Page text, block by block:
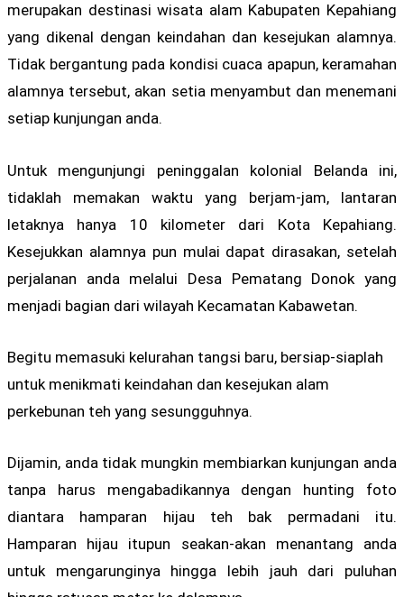
merupakan destinasi wisata alam Kabupaten Kepahiang
yang dikenal dengan keindahan dan kesejukan alamnya.
Tidak bergantung pada kondisi cuaca apapun, keramahan
alamnya tersebut, akan setia menyambut dan menemani
setiap kunjungan anda.
Untuk mengunjungi peninggalan kolonial Belanda ini,
tidaklah memakan waktu yang berjam-jam, lantaran
letaknya hanya 10 kilometer dari Kota Kepahiang.
Kesejukkan alamnya pun mulai dapat dirasakan, setelah
perjalanan anda melalui Desa Pematang Donok yang
menjadi bagian dari wilayah Kecamatan Kabawetan.
Begitu memasuki kelurahan tangsi baru, bersiap-siaplah
untuk menikmati keindahan dan kesejukan alam
perkebunan teh yang sesungguhnya.
Dijamin, anda tidak mungkin membiarkan kunjungan anda
tanpa harus mengabadikannya dengan hunting foto
diantara hamparan hijau teh bak permadani itu.
Hamparan hijau itupun seakan-akan menantang anda
untuk mengarunginya hingga lebih jauh dari puluhan